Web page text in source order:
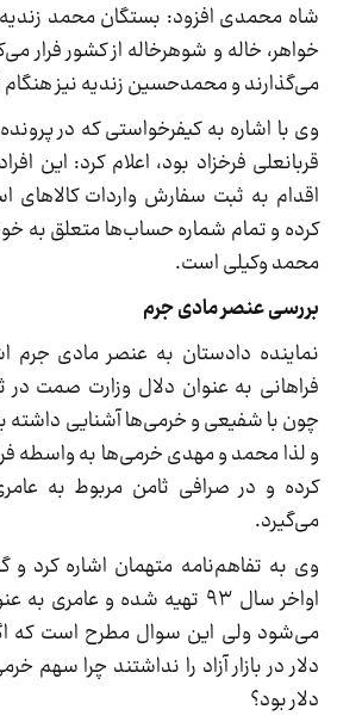
شاه محمدی افزود: بستگان محمد زندیه
خواهر، خاله و شوهرخاله از کشور فرار
می‌گذارند و محمدحسین زندیه نیز
وی با اشاره به کیفرخواستی که در
قربانعلی فرخزاد بود، اعلام کرد: این
اقدام به ثبت سفارش واردات کالاهای
کرده و تمام شماره حساب‌ها متعلق به
محمد وکیلی است.
بررسی عنصر مادی جرم
نماینده دادستان به عنصر مادی جرم
فراهانی به عنوان دلال وزارت صمت
چون با شفیعی و خرمی‌ها آشنایی
و لذا محمد و مهدی خرمی‌ها به واسطه
کرده و در صرافی ثامن مربوط به
می‌گیرد.
وی به تفاهم‌نامه متهمان اشاره کرد و
اواخر سال ۹۳ تهیه شده و
می‌شود ولی این سوال مطرح است که
دلار بود؟